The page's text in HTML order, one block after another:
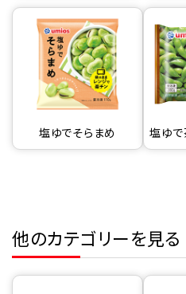
塩ゆでそらまめ 塩ゆ
他のカテゴリーを見る